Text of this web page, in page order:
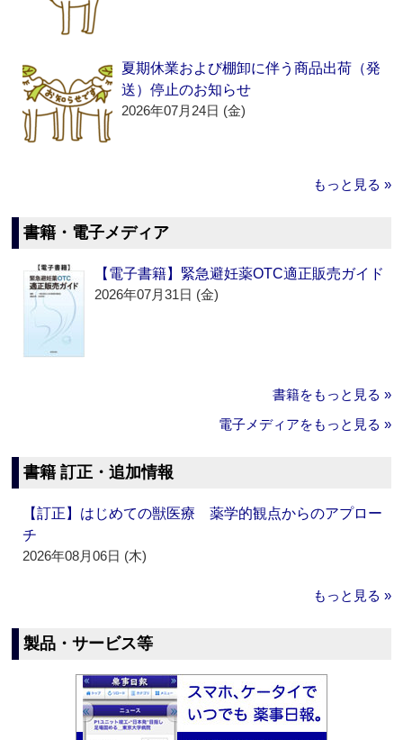
夏期休業および棚卸に伴う商品出荷（発
送）停止のお知らせ
2026年07月24日 (金)
もっと見る »
書籍・電子メディア
【電子書籍】緊急避妊薬OTC適正販売ガイド
2026年07月31日 (金)
書籍をもっと見る »
電子メディアをもっと見る »
書籍 訂正・追加情報
【訂正】はじめての獣医療 薬学的観点からのアプロー
チ
2026年08月06日 (木)
もっと見る »
製品・サービス等